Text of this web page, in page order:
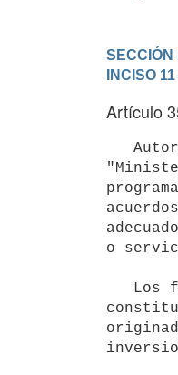
INCISO
Artículo
o